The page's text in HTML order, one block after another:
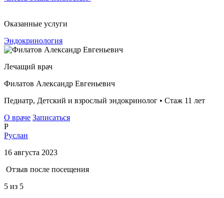
Оказанные услуги
Эндокринология
Лечащий врач
Филатов Александр Евгеньевич
Педиатр, Детский и взрослый эндокринолог • Стаж 11 лет
О враче Записаться
Р
Руслан
16 августа 2023
Отзыв после посещения
5 из 5